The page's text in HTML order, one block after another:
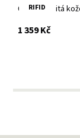
RIFID
Černá dvojitá
1 359 Kčs DPH